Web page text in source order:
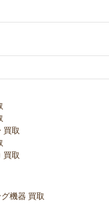
買取
買取
機器 買取